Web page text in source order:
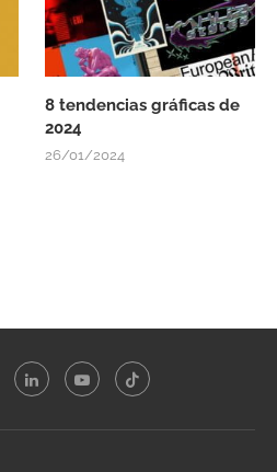
8 tendencias gráficas de
2024
26/01/2024